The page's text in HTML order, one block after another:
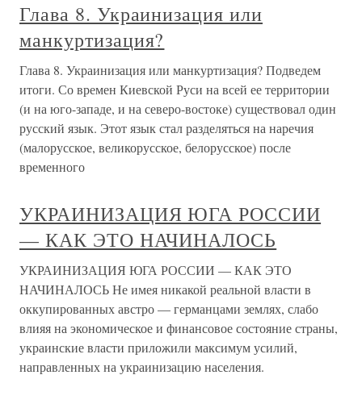
Глава 8. Украинизация или
манкуртизация?
Глава 8. Украинизация или манкуртизация? Подведем
итоги. Со времен Киевской Руси на всей ее территории
(и на юго-западе, и на северо-востоке) существовал один
русский язык. Этот язык стал разделяться на наречия
(малорусское, великорусское, белорусское) после
временного
УКРАИНИЗАЦИЯ ЮГА РОССИИ
— КАК ЭТО НАЧИНАЛОСЬ
УКРАИНИЗАЦИЯ ЮГА РОССИИ — КАК ЭТО
НАЧИНАЛОСЬ Не имея никакой реальной власти в
оккупированных австро — германцами землях, слабо
влияя на экономическое и финансовое состояние страны,
украинские власти приложили максимум усилий,
направленных на украинизацию населения.